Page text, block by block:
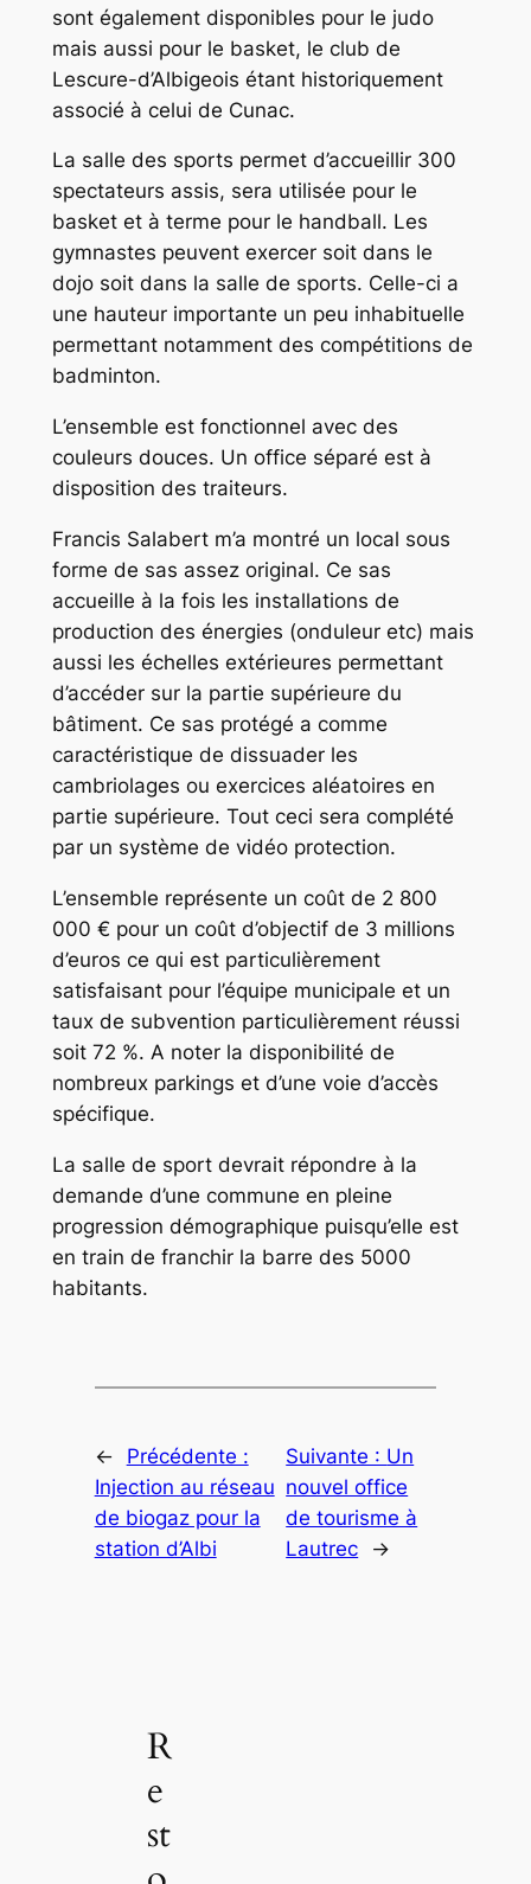
sont également disponibles pour le judo
mais aussi pour le basket, le club de
Lescure-d’Albigeois étant historiquement
associé à celui de Cunac.
La salle des sports permet d’accueillir 300
spectateurs assis, sera utilisée pour le
basket et à terme pour le handball. Les
gymnastes peuvent exercer soit dans le
dojo soit dans la salle de sports. Celle-ci a
une hauteur importante un peu inhabituelle
permettant notamment des compétitions de
badminton.
L’ensemble est fonctionnel avec des
couleurs douces. Un office séparé est à
disposition des traiteurs.
Francis Salabert m’a montré un local sous
forme de sas assez original. Ce sas
accueille à la fois les installations de
production des énergies (onduleur etc) mais
aussi les échelles extérieures permettant
d’accéder sur la partie supérieure du
bâtiment. Ce sas protégé a comme
caractéristique de dissuader les
cambriolages ou exercices aléatoires en
partie supérieure. Tout ceci sera complété
par un système de vidéo protection.
L’ensemble représente un coût de 2 800
000 € pour un coût d’objectif de 3 millions
d’euros ce qui est particulièrement
satisfaisant pour l’équipe municipale et un
taux de subvention particulièrement réussi
soit 72 %. A noter la disponibilité de
nombreux parkings et d’une voie d’accès
spécifique.
La salle de sport devrait répondre à la
demande d’une commune en pleine
progression démographique puisqu’elle est
en train de franchir la barre des 5000
habitants.
←
Précédente :
Injection au réseau
de biogaz pour la
station d’Albi
Suivante : Un
nouvel office
de tourisme à
Lautrec
→
R
e
st